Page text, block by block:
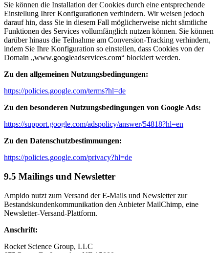
Sie können die Installation der Cookies durch eine entsprechende
Einstellung Ihrer Konfigurationen verhindern. Wir weisen jedoch
darauf hin, dass Sie in diesem Fall möglicherweise nicht sämtliche
Funktionen des Services vollumfänglich nutzen können. Sie können
darüber hinaus die Teilnahme am Conversion-Tracking verhindern,
indem Sie Ihre Konfiguration so einstellen, dass Cookies von der
Domain „www.googleadservices.com“ blockiert werden.
Zu den allgemeinen Nutzungsbedingungen:
https://policies.google.com/terms?hl=de
Zu den besonderen Nutzungsbedingungen von Google Ads:
https://support.google.com/adspolicy/answer/54818?hl=en
Zu den Datenschutzbestimmungen:
https://policies.google.com/privacy?hl=de
9.5 Mailings und Newsletter
Ampido nutzt zum Versand der E-Mails und Newsletter zur
Bestandskundenkommunikation den Anbieter MailChimp, eine
Newsletter-Versand-Plattform.
Anschrift:
Rocket Science Group, LLC